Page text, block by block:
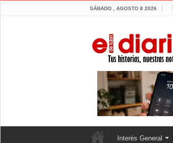
SÁBADO , AGOSTO 8 2026
Interés General